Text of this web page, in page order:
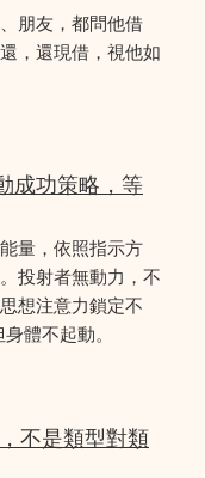
朋友，都問他借
，還現借，視他如
成功策略，等
量，依照指示方
投射者無動力，不
想注意力鎖定不
體不起動。
不是類型對類